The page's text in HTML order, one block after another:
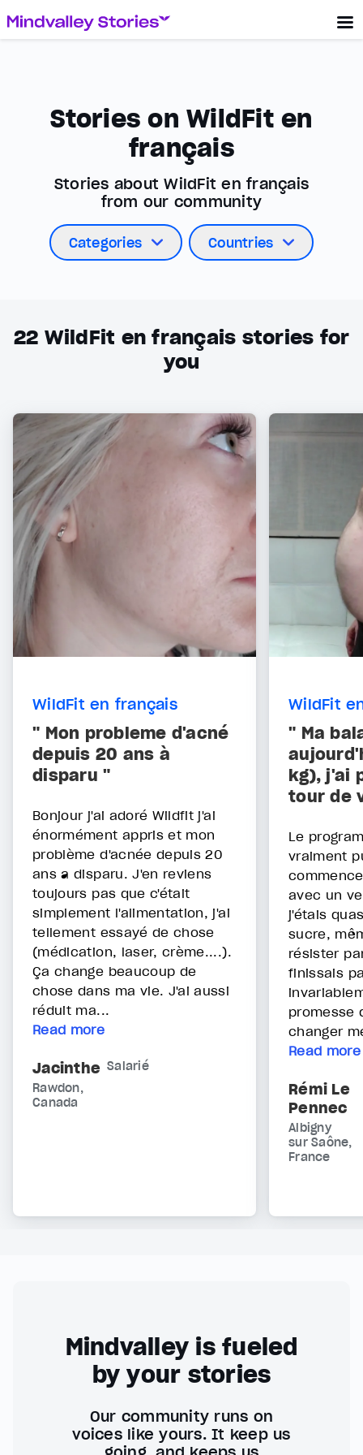
Stories on WildFit en
français
Stories about WildFit en français
from our community
Categories Countries
22 WildFit en français stories for
you
WildFit en français
" Mon problème d'acné
depuis 20 ans à
disparu "
Bonjour j'ai adoré Wildfit j'ai
énormément appris et mon
problème d'acnée depuis 20
ans à disparu. J'en reviens
toujours pas que c'était
simplement l'alimentation, j'ai
tellement essayé de chose
(médication, laser, crème....).
Ça change beaucoup de
chose dans ma vie. J'ai aussi
réduit ma...
Read more
Jacinthe Salarié
Rawdon,
Canada
WildFit
" Ma
kg), j'ai
tour de
Le
vraiment
avec un
j'étais
sucre,
résister
finissais
promesse
changer
Read more
Rémi Le
Pennec
Albigny
sur Saône,
France
Mindvalley is fueled
by your stories
Our community runs on
voices like yours. It keep us